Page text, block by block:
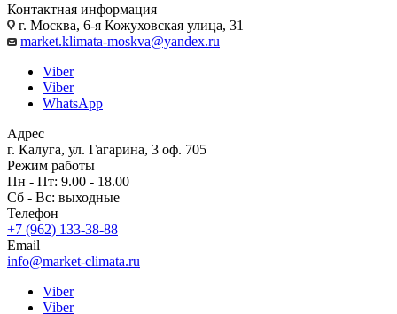
Контактная информация
г. Москва, 6-я Кожуховская улица, 31
market.klimata-moskva@yandex.ru
Viber
Viber
WhatsApp
Адрес
г. Калуга, ул. Гагарина, 3 оф. 705
Режим работы
Пн - Пт: 9.00 - 18.00
Сб - Вс: выходные
Телефон
+7 (962) 133-38-88
Email
info@market-climata.ru
Viber
Viber